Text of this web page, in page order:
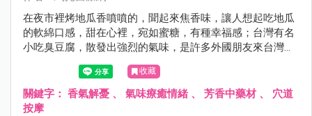
在夜市裡烤地瓜香噴噴的，聞起來焦香味，讓人想起吃地瓜
的軟綿口感，甜在心裡，宛如蜜糖，有種幸福感；台灣有名
小吃臭豆腐，散發出強烈的氣味，是許多外國朋友來台灣想
要或是必挑戰的食物，不管它究竟是香？還是臭？都是讓人
食指大動的特色美食。
收藏
關鍵字： 香氣解憂 、 氣味療癒情緒 、 芳香中藥材 、 穴道
按摩